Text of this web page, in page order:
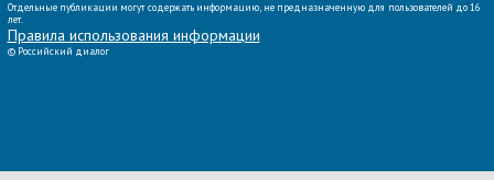
Отдельные публикации могут содержать информацию, не предназначенную для пользователей до 16
лет.
Правила использования информации
© Российский диалог